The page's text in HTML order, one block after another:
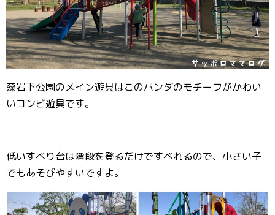
藻岩下公園のメイン遊具はこのパンダのモチーフがかわい
いコンビ遊具です。
低いすべり台は階段を登るだけですべれるので、小さい子
でもあそびやすいですよ。